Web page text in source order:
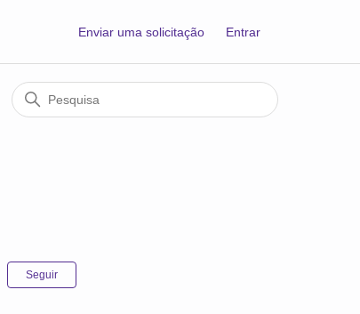
Enviar uma solicitação Entrar
Seguir